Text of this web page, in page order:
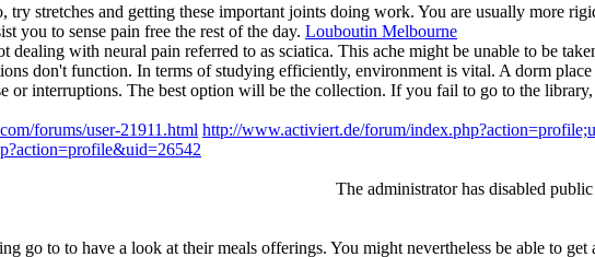
stretches and getting these important joints doing work. You are usually more
you to sense pain free the rest of the day. Louboutin Melbourne
with neural pain referred to as sciatica. This ache might be unable to be
don't function. In terms of studying efficiently, environment is vital. A dorm
or interruptions. The best option will be the collection. If you fail to go to the library,
forums/user-21911.html http://www.activiert.de/forum/
The administrator has disabled
to to have a look at their meals offerings. You might nevertheless be able to get